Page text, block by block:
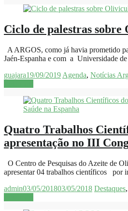
Ciclo de palestras sobre
A ARGOS, como já havia prometido
Jaén-Espanha e com a Universidade
guajara19/09/2019 Agenda, Notícias
Quatro Trabalhos
apresentação no III
O Centro de Pesquisas do Azeite de
apresentar 04 trabalhos científicos por
admin03/05/201803/05/2018 Destaques,